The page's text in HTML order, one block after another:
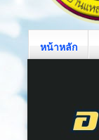
หน้าหลัก